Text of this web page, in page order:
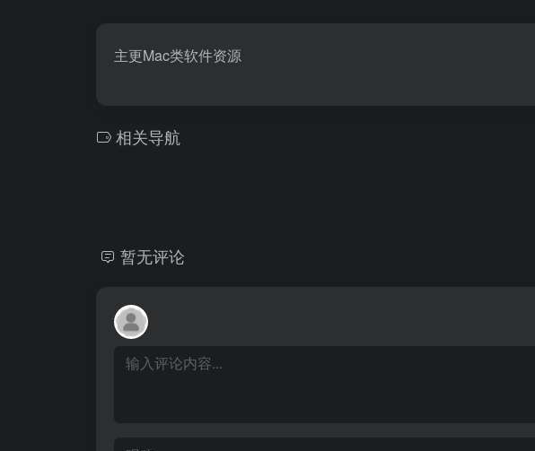
主更Mac类软件资源
相关导航
暂无评论